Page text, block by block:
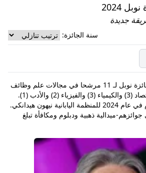
2024
جديدة
سنة الجائزة:
في عام 2024 ، منحت جائزة نوبل لـ 11 مرشحا في مجالات علم وظائف
الأعضاء والطب (2) والاقتصاد (3) والكيمياء (3) والفيزياء (2) والأدب (1).
منحت جائزة نوبل للسلام في عام 2024 للمنظمة اليابانية نيهون هيدانكي.
ميدالية ذهبية ودبلوم ومكافأة تبلغ